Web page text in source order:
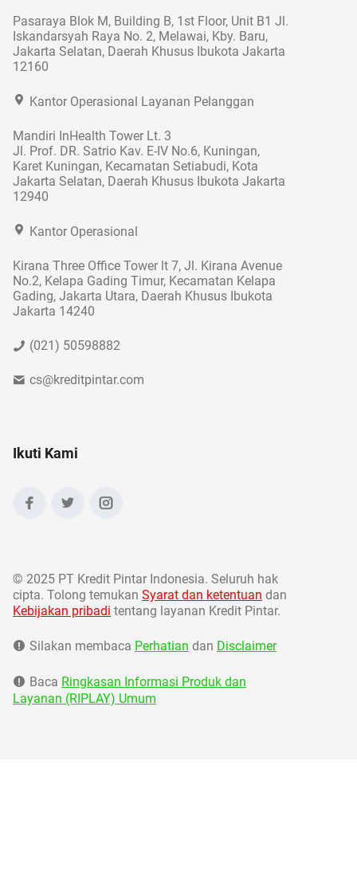
Pasaraya Blok M, Building B, 1st Floor, Unit B1 Jl.
Iskandarsyah Raya No. 2, Melawai, Kby. Baru,
Jakarta Selatan, Daerah Khusus Ibukota Jakarta
12160
Kantor Operasional Layanan Pelanggan
Mandiri InHealth Tower Lt. 3
Jl. Prof. DR. Satrio Kav. E-IV No.6, Kuningan,
Karet Kuningan, Kecamatan Setiabudi, Kota
Jakarta Selatan, Daerah Khusus Ibukota Jakarta
12940
Kantor Operasional
Kirana Three Office Tower lt 7, Jl. Kirana Avenue
No.2, Kelapa Gading Timur, Kecamatan Kelapa
Gading, Jakarta Utara, Daerah Khusus Ibukota
Jakarta 14240
(021) 50598882
cs@kreditpintar.com
Ikuti Kami
© 2025 PT Kredit Pintar Indonesia. Seluruh hak
cipta. Tolong temukan Syarat dan ketentuan dan
Kebijakan pribadi tentang layanan Kredit Pintar.
Silakan membaca Perhatian dan Disclaimer
Baca Ringkasan Informasi Produk dan
Layanan (RIPLAY) Umum